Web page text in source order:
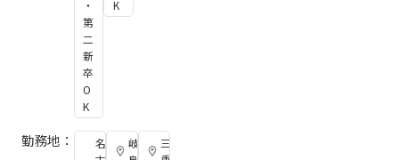
・
第
二
新
卒
O
K
K
勤務地：
名
岐
三